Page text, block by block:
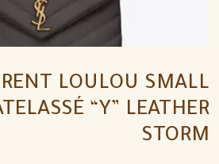
LOULOU SMALL
“Y” LEATHER
STORM